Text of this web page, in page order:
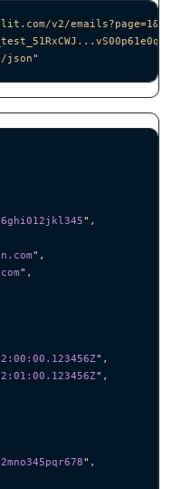
v2/
json"
" ,
" ,
" ,
" ,
" ,
" ,